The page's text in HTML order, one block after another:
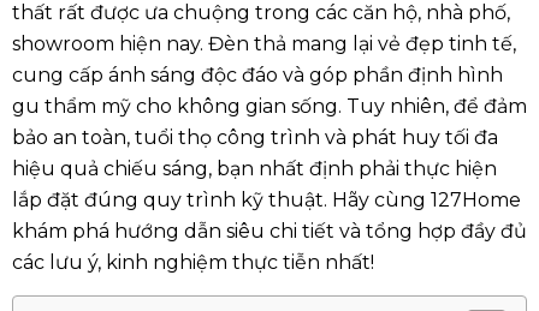
thất rất được ưa chuộng trong các căn hộ, nhà phố,
showroom hiện nay. Đèn thả mang lại vẻ đẹp tinh tế,
cung cấp ánh sáng độc đáo và góp phần định hình
gu thẩm mỹ cho không gian sống. Tuy nhiên, để đảm
bảo an toàn, tuổi thọ công trình và phát huy tối đa
hiệu quả chiếu sáng, bạn nhất định phải thực hiện
lắp đặt đúng quy trình kỹ thuật. Hãy cùng 127Home
khám phá hướng dẫn siêu chi tiết và tổng hợp đầy đủ
các lưu ý, kinh nghiệm thực tiễn nhất!